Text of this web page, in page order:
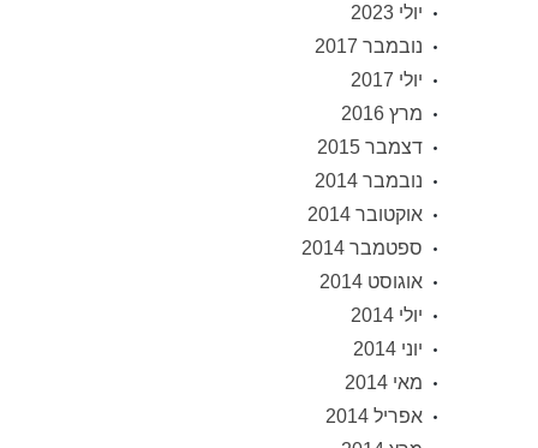
יולי 2023
נובמבר 2017
יולי 2017
מרץ 2016
דצמבר 2015
נובמבר 2014
אוקטובר 2014
ספטמבר 2014
אוגוסט 2014
יולי 2014
יוני 2014
מאי 2014
אפריל 2014